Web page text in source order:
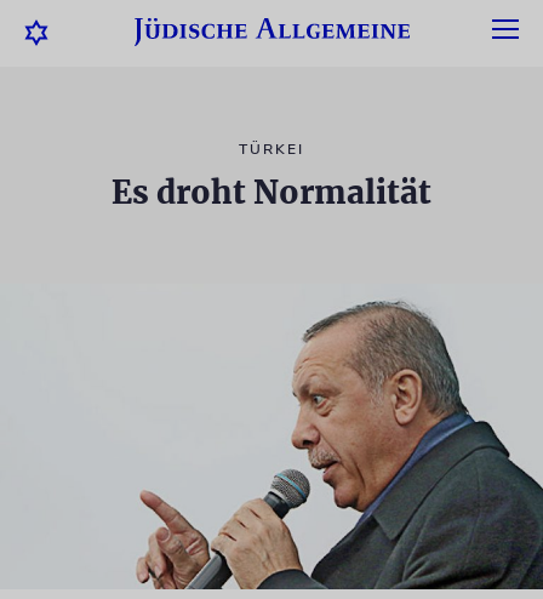
TÜRKEI
Es droht Normalität